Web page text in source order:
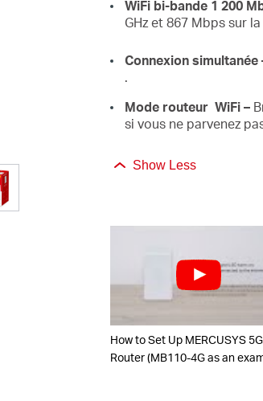
WiFi bi-bande 1 200
GHz et 867 Mbps sur la
Connexion simultanée
.
Mode routeur WiFi –
si vous ne parvenez
Show Less
How to Set Up MERCUSYS
Router (MB110-4G as an